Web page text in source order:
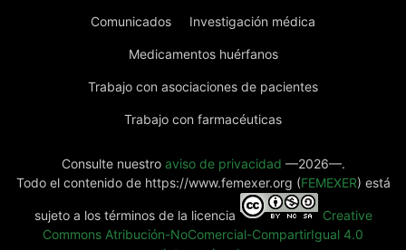
Comunicados Investigación médica
Medicamentos huérfanos
Trabajo con asociaciones de pacientes
Trabajo con farmacéuticas
Consulte nuestro aviso de privacidad —2026—.
Todo el contenido de https://www.femexer.org (FEMEXER) está
sujeto a los términos de la licencia
Creative
Commons Atribución-NoComercial-CompartirIgual 4.0